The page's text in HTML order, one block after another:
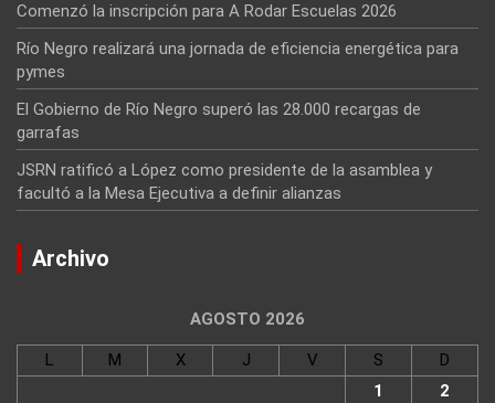
Comenzó la inscripción para A Rodar Escuelas 2026
Río Negro realizará una jornada de eficiencia energética para
pymes
El Gobierno de Río Negro superó las 28.000 recargas de
garrafas
JSRN ratificó a López como presidente de la asamblea y
facultó a la Mesa Ejecutiva a definir alianzas
Archivo
AGOSTO 2026
L M X J V S
D
1
2